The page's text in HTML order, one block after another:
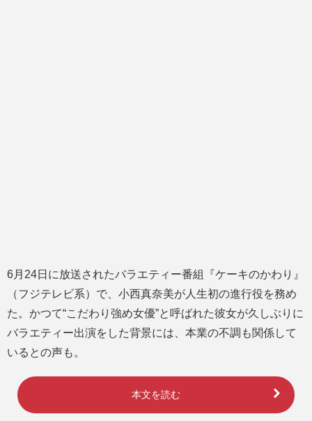
6月24日に放送されたバラエティー番組『ケーキのかわり』
（フジテレビ系）で、小西真奈美が人生初の進行役を務め
た。かつて“こだわり強め女優”と呼ばれた彼女が久しぶりに
バラエティー出演をした背景には、本業の不調も関係して
いるとの声も。
本文を読む